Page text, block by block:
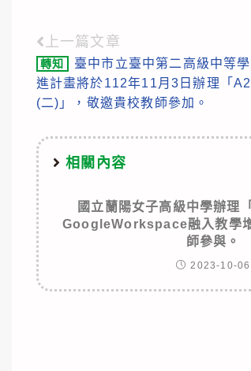
Read
more
articles
上一篇文章
轉知
臺中市立臺中第二高級中等
進計畫將於112年11月3日辦理「
(二)」，敬邀貴校教師參加。
相關內容
國立蘭陽女子高級中學辦理
GoogleWorkspace融入教學
師參與。
2023-10-06